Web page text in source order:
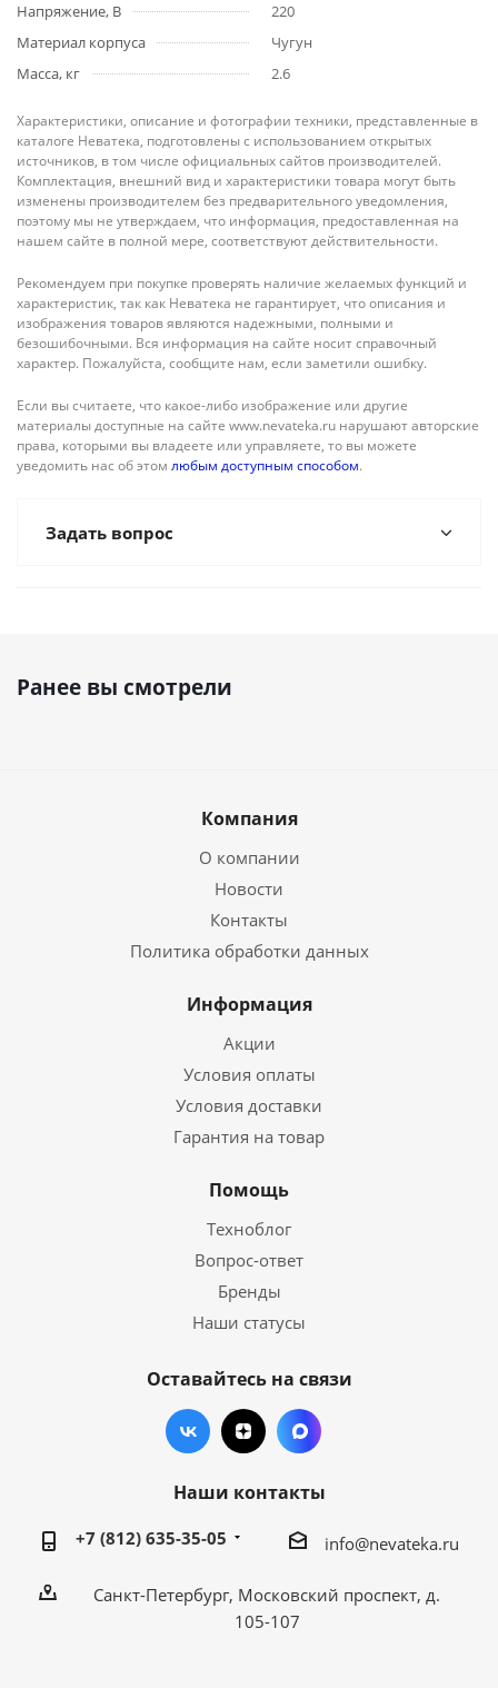
Напряжение, В
220
Материал корпуса
Чугун
Масса, кг
2.6
Характеристики, описание и фотографии техники, представленные в
каталоге Неватека, подготовлены с использованием открытых
источников, в том числе официальных сайтов производителей.
Комплектация, внешний вид и характеристики товара могут быть
изменены производителем без предварительного уведомления,
поэтому мы не утверждаем, что информация, предоставленная на
нашем сайте в полной мере, соответствуют действительности.
Рекомендуем при покупке проверять наличие желаемых функций и
характеристик, так как Неватека не гарантирует, что описания и
изображения товаров являются надежными, полными и
безошибочными. Вся информация на сайте носит справочный
характер. Пожалуйста, сообщите нам, если заметили ошибку.
Если вы считаете, что какое-либо изображение или другие
материалы доступные на сайте www.nevateka.ru нарушают авторские
права, которыми вы владеете или управляете, то вы можете
уведомить нас об этом любым доступным способом.
Задать вопрос
Ранее вы смотрели
Компания
О компании
Новости
Контакты
Политика обработки данных
Информация
Акции
Условия оплаты
Условия доставки
Гарантия на товар
Помощь
Техноблог
Вопрос-ответ
Бренды
Наши статусы
Оставайтесь на связи
Наши контакты
+7 (812) 635-35-05 info@nevateka.ru
Санкт-Петербург, Московский проспект, д.
105-107